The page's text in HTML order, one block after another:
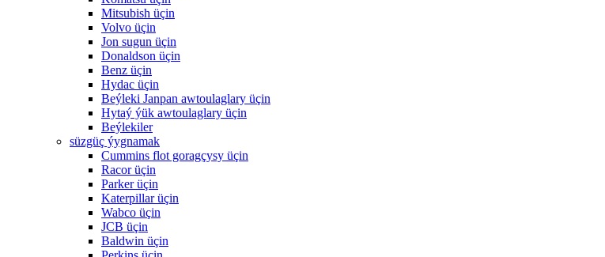
Mitsubish üçin
Volvo üçin
Jon sugun üçin
Donaldson üçin
Benz üçin
Hydac üçin
Beýleki Janpan awtoulaglary üçin
Hytaý ýük awtoulaglary üçin
Beýlekiler
süzgüç ýygnamak
Cummins flot goragçysy üçin
Racor üçin
Parker üçin
Katerpillar üçin
Wabco üçin
JCB üçin
Baldwin üçin